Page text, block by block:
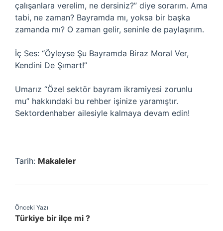
çalışanlara verelim, ne dersiniz?” diye sorarım. Ama
tabi, ne zaman? Bayramda mı, yoksa bir başka
zamanda mı? O zaman gelir, seninle de paylaşırım.
İç Ses: “Öyleyse Şu Bayramda Biraz Moral Ver,
Kendini De Şımart!”
Umarız “Özel sektör bayram ikramiyesi zorunlu
mu” hakkındaki bu rehber işinize yaramıştır.
Sektordenhaber ailesiyle kalmaya devam edin!
Tarih: Makaleler
Önceki Yazı
Türkiye bir ilçe mi ?